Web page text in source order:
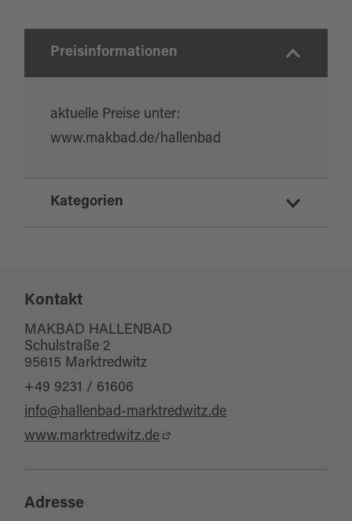
Preisinformationen
aktuelle Preise unter:
www.makbad.de/hallenbad
Kategorien
Kontakt
MAKBAD HALLENBAD
Schulstraße 2
95615 Marktredwitz
+49 9231 / 61606
info@hallenbad-marktredwitz.de
www.marktredwitz.de
Adresse